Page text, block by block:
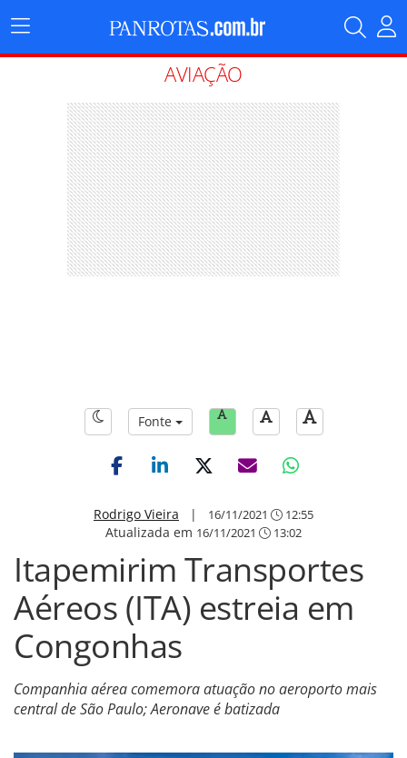
Menu
Principal
AVIAÇÃO
Fonte
Rodrigo Vieira | 16/11/2021 12:55
Atualizada em 16/11/2021 13:02
Itapemirim Transportes
Aéreos (ITA) estreia em
Congonhas
Companhia aérea comemora atuação no aeroporto mais
central de São Paulo; Aeronave é batizada